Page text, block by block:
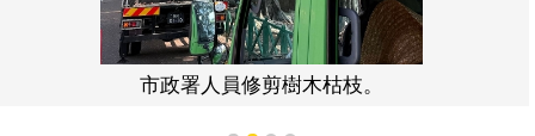
市政署人員修剪樹木枯枝。